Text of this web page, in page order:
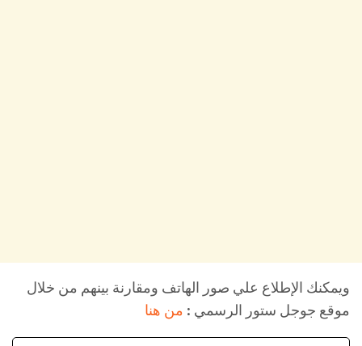
ويمكنك الإطلاع علي صور الهاتف ومقارنة بينهم من خلال
موقع جوجل ستور الرسمي : من هنا